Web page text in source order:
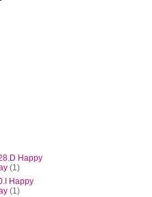
Happy
(1)
Happy
(1)